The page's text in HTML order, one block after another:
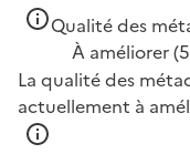
Qualité des
À améliorer
La qualité des
actuellement à